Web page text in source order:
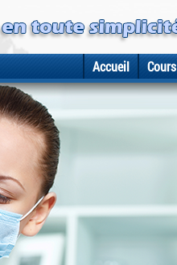
Cours
Accueil